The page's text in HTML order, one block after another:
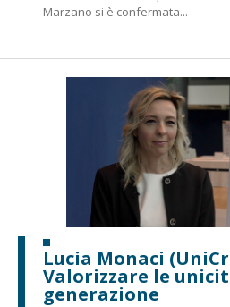
Marzano si è confermata...
Lucia Monaci
Valorizzare le
generazione